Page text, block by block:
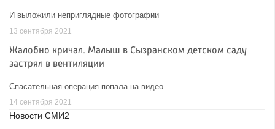
И выложили неприглядные фотографии
13 сентября 2021
Жалобно кричал. Малыш в Сызранском детском саду
застрял в вентиляции
Спасательная операция попала на видео
14 сентября 2021
Новости СМИ2